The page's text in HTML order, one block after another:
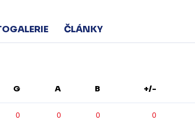
ČLÁNKY
G A B +/-
0 0 0 0